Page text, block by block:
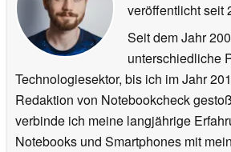
veröffentlichtseit
Seit dem Jahr
unterschiedliche
Technologiesektor, bis ich im Jahr
Redaktion von Notebookcheck
verbinde ich meine langjährige
Notebooks und Smartphones mit